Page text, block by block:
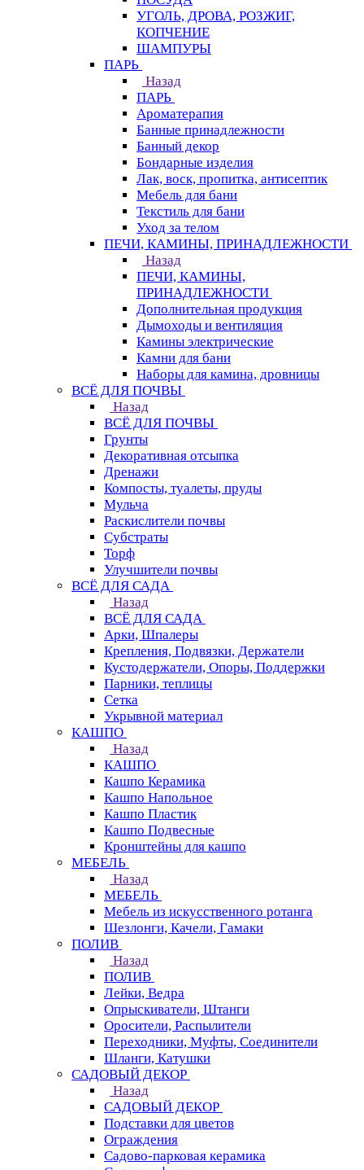
УГОЛЬ, ДРОВА, РОЗЖИГ,
КОПЧЕНИЕ
ШАМПУРЫ
ПАРЬ
Назад
ПАРЬ
Ароматерапия
Банные принадлежности
Банный декор
Бондарные изделия
Лак, воск, пропитка, антисептик
Мебель для бани
Текстиль для бани
Уход за телом
ПЕЧИ, КАМИНЫ, ПРИНАДЛЕЖНОСТИ
Назад
ПЕЧИ, КАМИНЫ,
ПРИНАДЛЕЖНОСТИ
Дополнительная продукция
Дымоходы и вентиляция
Камины электрические
Камни для бани
Наборы для камина, дровницы
ВСЁ ДЛЯ ПОЧВЫ
Назад
ВСЁ ДЛЯ ПОЧВЫ
Грунты
Декоративная отсыпка
Дренажи
Компосты, туалеты, пруды
Мульча
Раскислители почвы
Субстраты
Торф
Улучшители почвы
ВСЁ ДЛЯ САДА
Назад
ВСЁ ДЛЯ САДА
Арки, Шпалеры
Крепления, Подвязки, Держатели
Кустодержатели, Опоры, Поддержки
Парники, теплицы
Сетка
Укрывной материал
КАШПО
Назад
КАШПО
Кашпо Керамика
Кашпо Напольное
Кашпо Пластик
Кашпо Подвесные
Кронштейны для кашпо
МЕБЕЛЬ
Назад
МЕБЕЛЬ
Мебель из искусственного ротанга
Шезлонги, Качели, Гамаки
ПОЛИВ
Назад
ПОЛИВ
Лейки, Ведра
Опрыскиватели, Штанги
Оросители, Распылители
Переходники, Муфты, Соединители
Шланги, Катушки
САДОВЫЙ ДЕКОР
Назад
САДОВЫЙ ДЕКОР
Подставки для цветов
Ограждения
Садово-парковая керамика